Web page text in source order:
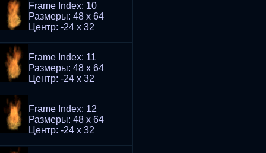
Frame Index: 10
Размеры: 48 x 64
Центр: -24 x 32
Frame Index: 11
Размеры: 48 x 64
Центр: -24 x 32
Frame Index: 12
Размеры: 48 x 64
Центр: -24 x 32